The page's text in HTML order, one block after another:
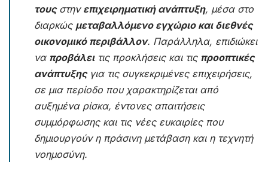
τουςστην επιχειρηματική ανάπτυξη, μέσα στο
διαρκώς μεταβαλλόμενο εγχώριο και διεθνές
οικονομικό περιβάλλον. Παράλληλα, επιδιώκει
να προβάλειτις προκλήσεις και τις προοπτικές
ανάπτυξηςγια τις συγκεκριμένες επιχειρήσεις,
σε μια περίοδο που χαρακτηρίζεται από
αυξημένα ρίσκα, έντονες απαιτήσεις
συμμόρφωσης και τις νέες ευκαιρίες που
δημιουργούν η πράσινη μετάβαση και η τεχνητή
νοημοσύνη.